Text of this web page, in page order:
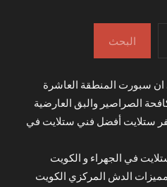
البحث
الصراصير والبق العارضية
ستلايت أفضل فني ستلايت في
في الجهراء و الكويت
الدش المركزي الكويت